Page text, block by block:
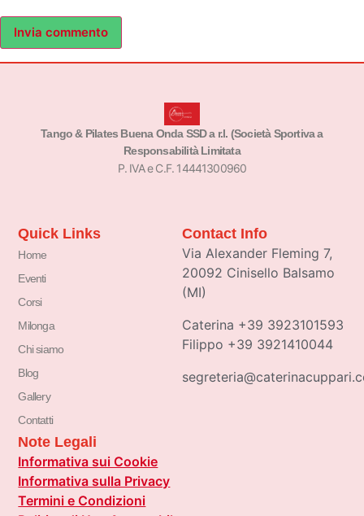
Tango & Pilates Buena Onda SSD a r.l. (Società Sportiva a
Responsabilità Limitata
P. IVA e C.F. 14441300960
Quick Links
Home
Eventi
Corsi
Milonga
Chi siamo
Blog
Gallery
Contatti
Contact Info
Via Alexander Fleming 7,
20092 Cinisello Balsamo
(MI)
Caterina +39 3923101593
Filippo +39 3921410044
Note Legali
Informativa sui Cookie
Informativa sulla Privacy
Termini e Condizioni